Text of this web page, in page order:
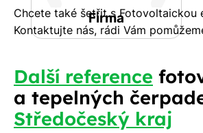
Firma
Telefon
mail
Chcete také šetřit s Fotovoltaickou
Kontaktujte nás, rádi Vám
Další reference
a tepelných
Středočeský kraj